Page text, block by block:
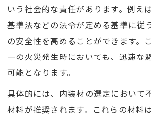
いう社会的な責任があります。例え
基準法などの法令が定める基準に従
の安全性を高めることができます。
一の火災発生時においても、迅速な
可能となります。
具体的には、内装材の選定において
材料が推奨されます。これらの材料